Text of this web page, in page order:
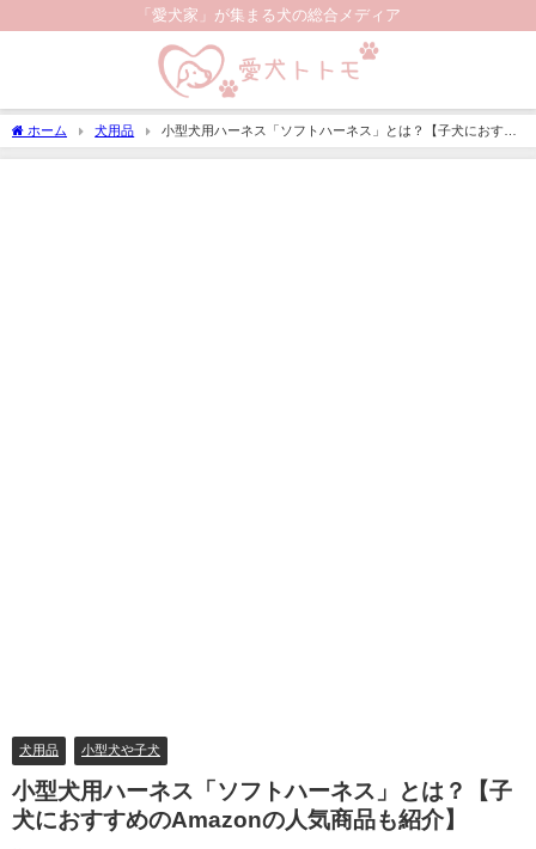
「愛犬家」が集まる犬の総合メディア
ホーム 犬用品
小型犬用ハーネス「ソフトハーネス」とは？【子犬におすす
めのAmazonの人気商品も紹介】
犬用品 小型犬や子犬
小型犬用ハーネス「ソフトハーネス」とは？【子
犬におすすめのAmazonの人気商品も紹介】